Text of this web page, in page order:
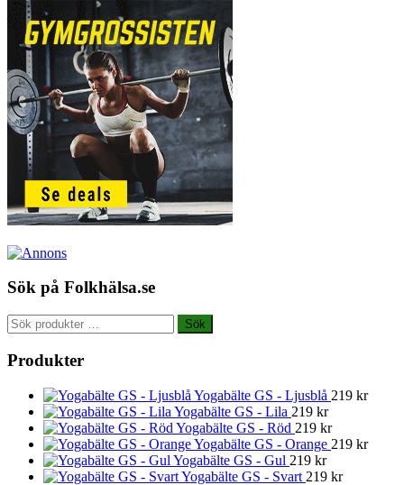
Sök på Folkhälsa.se
Sök
efter:
Sök
Produkter
Yogabälte GS - Ljusblå 219 kr
Yogabälte GS - Lila 219 kr
Yogabälte GS - Röd 219 kr
Yogabälte GS - Orange 219 kr
Yogabälte GS - Gul 219 kr
Yogabälte GS - Svart 219 kr